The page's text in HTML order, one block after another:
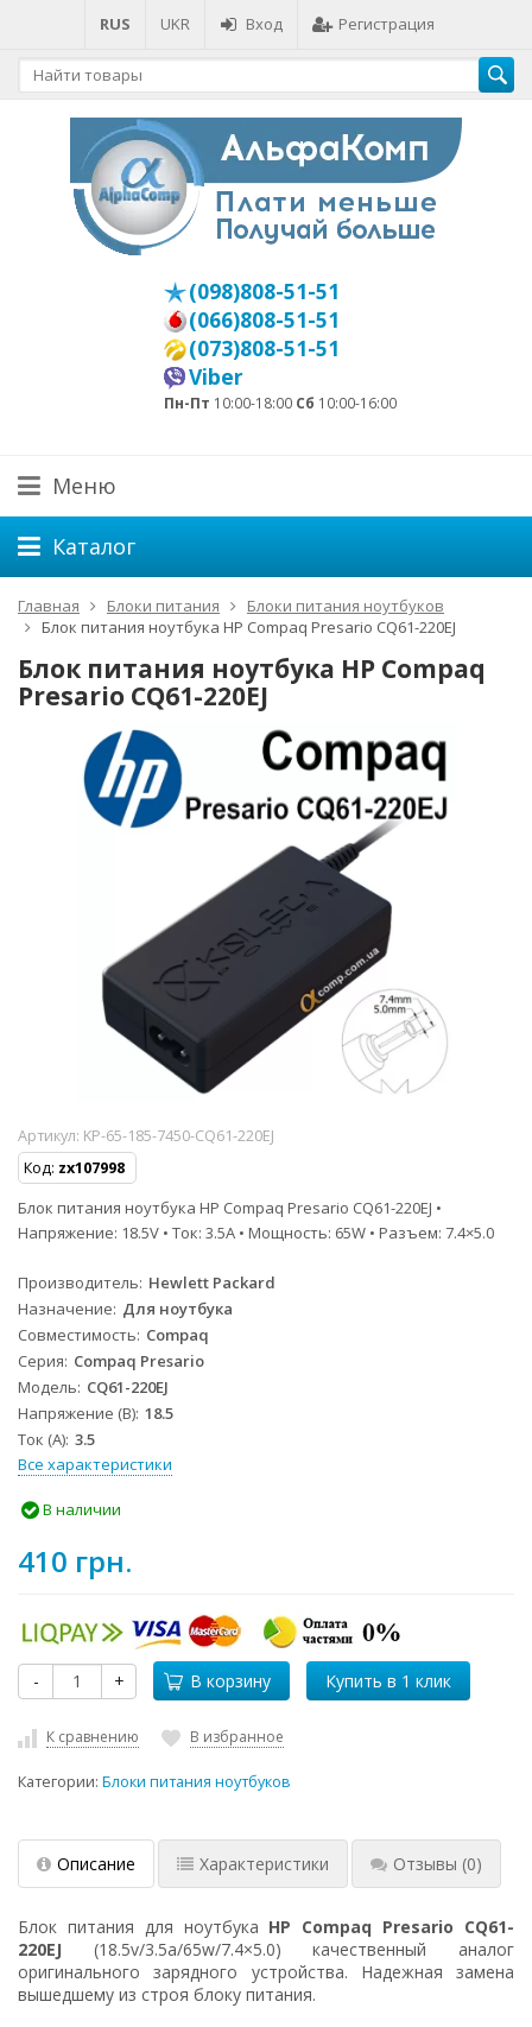
RUS UKR Вход Регистрация
(098)808-51-51
(066)808-51-51
(073)808-51-51
Viber
Пн-Пт 10:00-18:00 Сб 10:00-16:00
Меню
Каталог
Главная Блоки питания
Блоки питания ноутбуков
Блок питания ноутбука HP Compaq Presario CQ61-220EJ
Блок питания ноутбука HP Compaq
Presario CQ61-220EJ
Артикул: KP-65-185-7450-CQ61-220EJ
Код: zx107998
Блок питания ноутбука HP Compaq Presario CQ61-220EJ •
Напряжение: 18.5V • Ток: 3.5A • Мощность: 65W • Разъем: 7.4×5.0
Производитель Hewlett Packard
Назначение Для ноутбука
Совместимость Compaq
Серия Compaq Presario
Модель CQ61-220EJ
Напряжение (В) 18.5
Ток (А) 3.5
Все характеристики
В наличии
410 грн.
- + В корзину
К сравнению В избранное
Категории: Блоки питания ноутбуков
Описание Характеристики Отзывы (0)
Блок питания для ноутбука HP Compaq Presario CQ61-
220EJ (18.5v/3.5a/65w/7.4×5.0) качественный аналог
оригинального зарядного устройства. Надежная замена
вышедшему из строя блоку питания.